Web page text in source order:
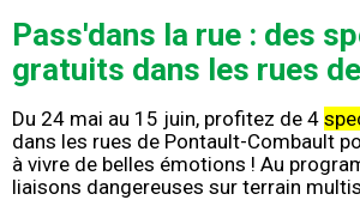
Pass'dans la rue : des
gratuits dans les rues
Du 24 mai au 15 juin, profitez de 4
dans les rues de Pontault-Combault
à vivre de belles émotions ! Au
liaisons dangereuses sur terrain